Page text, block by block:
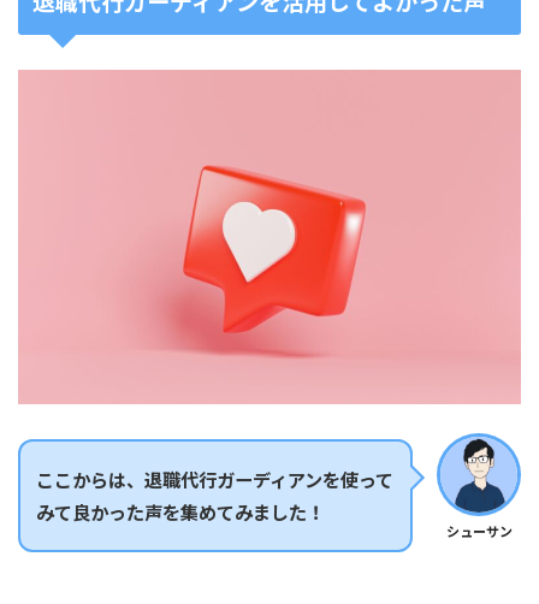
シューサン
ここからは、退職代行ガーディアンを使って
みて良かった声を集めてみました！